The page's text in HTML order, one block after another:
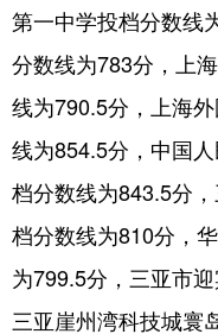
第一中学投档分数线
分数线为783分，上
线为790.5分，上海
线为854.5分，中国
档分数线为843.5分
档分数线为810分，
为799.5分，三亚市
三亚崖州湾科技城寰